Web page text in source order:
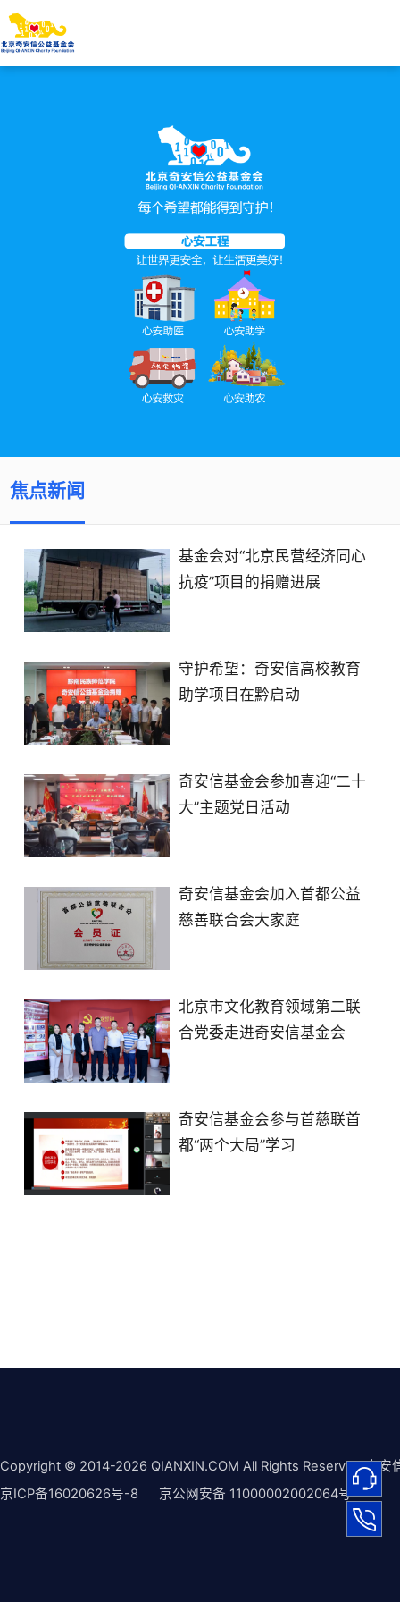
焦点新闻
基金会对“北京民营经济同心
抗疫”项目的捐赠进展
守护希望：奇安信高校教育
助学项目在黔启动
奇安信基金会参加喜迎“二十
大”主题党日活动
奇安信基金会加入首都公益
慈善联合会大家庭
北京市文化教育领域第二联
合党委走进奇安信基金会
奇安信基金会参与首慈联首
都“两个大局”学习
Copyright © 2014-2026 QIANXIN.COM All Rights Reserved 奇安
京ICP备16020626号-8
京公网安备 11000002002064号